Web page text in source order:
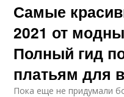
Самые
2021 от
Полный гид
платьям для
Пока еще не придумали